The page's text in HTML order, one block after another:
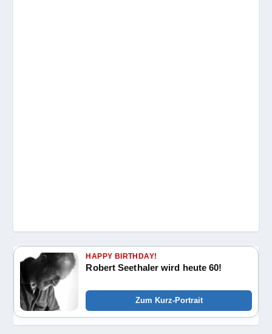
HAPPY BIRTHDAY!
Robert Seethaler wird heute 60!
Zum Kurz-Portrait